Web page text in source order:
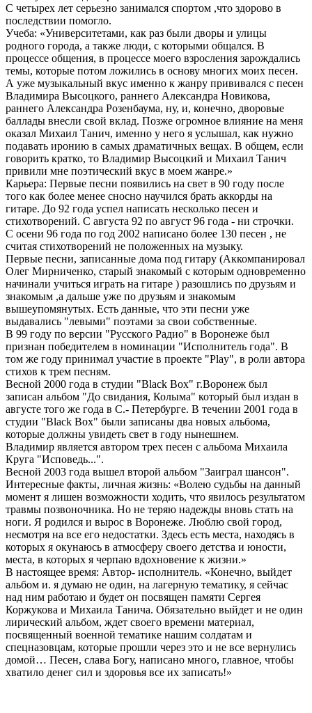
С четырех лет серьезно занимался спортом ,что здорово в
последствии помогло.
Учеба: «Университетами, как раз были дворы и улицы
родного города, а также люди, с которыми общался. В
процессе общения, в процессе моего взросления зарождались
темы, которые потом ложились в основу многих моих песен.
А уже музыкальный вкус именно к жанру прививался с песен
Владимира Высоцкого, раннего Александра Новикова,
раннего Александра Розенбаума, ну, и, конечно, дворовые
баллады внесли свой вклад. Позже огромное влияние на меня
оказал Михаил Танич, именно у него я услышал, как нужно
подавать иронию в самых драматичных вещах. В общем, если
говорить кратко, то Владимир Высоцкий и Михаил Танич
привили мне поэтический вкус в моем жанре.»
Карьера: Первые песни появились на свет в 90 году после
того как более менее сносно научился брать аккорды на
гитаре. До 92 года успел написать несколько песен и
стихотворений. С августа 92 по август 96 года - ни строчки.
С осени 96 года по год 2002 написано более 130 песен , не
считая стихотворений не положенных на музыку.
Первые песни, записанные дома под гитару (Аккомпанировал
Олег Мирниченко, старый знакомый с которым одновременно
начинали учиться играть на гитаре ) разошлись по друзьям и
знакомым ,а дальше уже по друзьям и знакомым
вышеупомянутых. Есть данные, что эти песни уже
выдавались "левыми" поэтами за свои собственные.
В 99 году по версии "Русского Радио" в Воронеже был
признан победителем в номинации "Исполнитель года". В
том же году принимал участие в проекте "Play", в роли автора
стихов к трем песням.
Весной 2000 года в студии "Black Box" г.Воронеж был
записан альбом "До свидания, Колыма" который был издан в
августе того же года в С.- Петербурге. В течении 2001 года в
студии "Black Box" были записаны два новых альбома,
которые должны увидеть свет в году нынешнем.
Владимир является автором трех песен с альбома Михаила
Круга "Исповедь...".
Весной 2003 года вышел второй альбом "Заиграл шансон".
Интересные факты, личная жизнь: «Волею судьбы на данный
момент я лишен возможности ходить, что явилось результатом
травмы позвоночника. Но не теряю надежды вновь стать на
ноги. Я родился и вырос в Воронеже. Люблю свой город,
несмотря на все его недостатки. Здесь есть места, находясь в
которых я окунаюсь в атмосферу своего детства и юности,
места, в которых я черпаю вдохновение к жизни.»
В настоящее время: Автор- исполнитель. «Конечно, выйдет
альбом и. я думаю не один, на лагерную тематику, я сейчас
над ним работаю и будет он посвящен памяти Сергея
Коржукова и Михаила Танича. Обязательно выйдет и не один
лирический альбом, ждет своего времени материал,
посвященный военной тематике нашим солдатам и
спецназовцам, которые прошли через это и не все вернулись
домой… Песен, слава Богу, написано много, главное, чтобы
хватило денег сил и здоровья все их записать!»